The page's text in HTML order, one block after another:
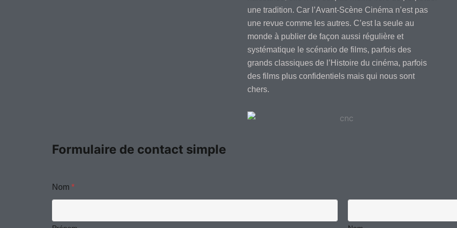
une tradition. Car l’Avant-Scène Cinéma n’est pas
une revue comme les autres. C’est la seule au
monde à publier de façon aussi régulière et
systématique le scénario de films, parfois des
grands classiques de l’Histoire du cinéma, parfois
des films plus confidentiels mais qui nous sont
chers.
Formulaire de contact simple
Nom *